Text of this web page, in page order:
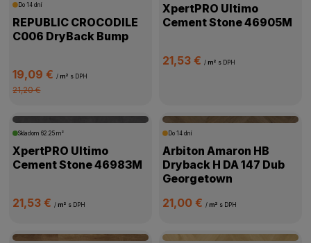
Do 14 dní
REPUBLIC CROCODILE
C006 DryBack Bump
19,09 €/ m² s DPH
21,20 €
XpertPRO Ultimo
Cement Stone 46905M
21,53 € / m² s DPH
Skladom62.25 m²
XpertPRO Ultimo
Cement Stone 46983M
21,53 €/ m² s DPH
Do 14 dní
Arbiton Amaron HB
Dryback H DA 147 Dub
Georgetown
21,00 € / m² s DPH